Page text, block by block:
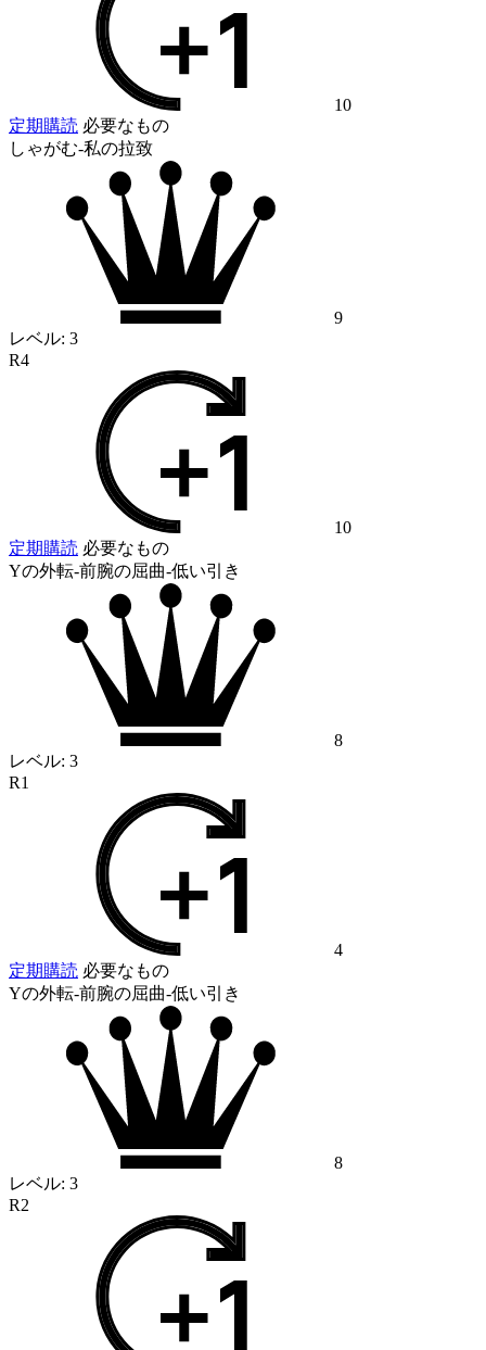
10
定期購読 必要なもの
しゃがむ-私の拉致
9
レベル: 3
R4
10
定期購読 必要なもの
Yの外転-前腕の屈曲-低い引き
8
レベル: 3
R1
4
定期購読 必要なもの
Yの外転-前腕の屈曲-低い引き
8
レベル: 3
R2